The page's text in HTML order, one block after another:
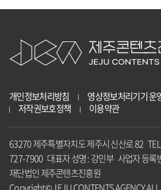
개인정보처리방침
영상정보처리기기 운
저작권보호정책
이용약관
63270 제주특별자치도 제주시 신산로 82
727-7900 대표자 성명 : 강민부 사업자 등
재단법인 제주콘텐츠진흥원